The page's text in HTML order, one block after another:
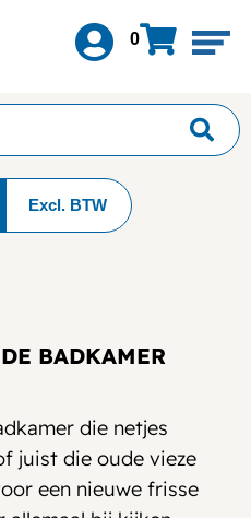
0
Excl. BTW
BADKAMER
die netjes
juist die oude vieze
een nieuwe frisse